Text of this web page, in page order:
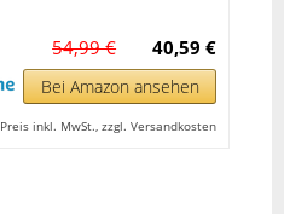
40,59 €
54,99 €
Bei Amazon ansehen
Preis inkl. MwSt., zzgl. Versandkosten